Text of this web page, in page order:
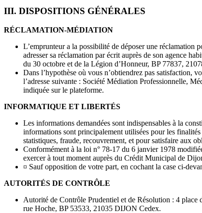
III. DISPOSITIONS GÉNÉRALES
RÉCLAMATION-MÉDIATION
L’emprunteur a la possibilité de déposer une réclamation
adresser sa réclamation par écrit auprès de son agence
du 30 octobre et de la Légion d’Honneur, BP 77837,
Dans l’hypothèse où vous n’obtiendrez pas satisfaction,
l’adresse suivante : Société Médiation Professionnelle,
indiquée sur le plateforme.
INFORMATIQUE ET LIBERTÉS
Les informations demandées sont indispensables à la
informations sont principalement utilisées pour les
statistiques, fraude, recouvrement, et pour satisfaire aux
Conformément à la loi n° 78-17 du 6 janvier 1978
exercer à tout moment auprès du Crédit Municipal de
¤ Sauf opposition de votre part, en cochant la case ci-
AUTORITÉS DE CONTRÔLE
Autorité de Contrôle Prudentiel et de Résolution : 4
rue Hoche, BP 53533, 21035 DIJON Cedex.